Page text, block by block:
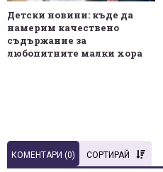
Детски новини: къде да
намерим качествено
съдържание за
любопитните малки хора
КОМЕНТАРИ (0) СОРТИРАЙ